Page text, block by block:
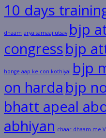
10 days
dhaam arya samaaj utsav bjp
congressbjp
honge aap ke con kothiyal bjp
on harda bjp
bhatt apeal
abhiyan chaar dhaam me